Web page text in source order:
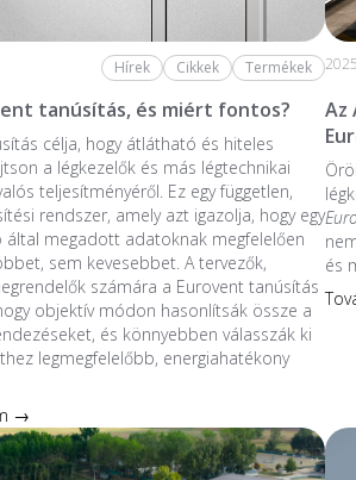
Hírek Cikkek Termékek
tanúsítás, és miért fontos?
célja, hogy átlátható és hiteles
a légkezelők és más légtechnikai
teljesítményéről. Ez egy független,
rendszer, amely azt igazolja, hogy egy
által megadott adatoknak megfelelően
sem kevesebbet. A tervezők,
számára a Eurovent tanúsítás
objektív módon hasonlítsák össze a
és könnyebben válasszák ki
legmegfelelőbb, energiahatékony
→
Az
és